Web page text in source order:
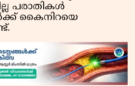
പരാതികള്‍
കൈനിറയെ